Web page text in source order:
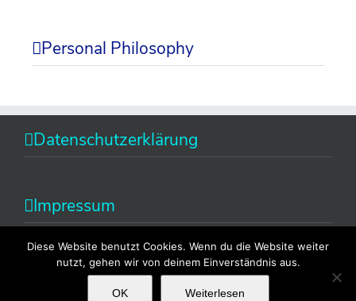
Personal Philosophy
Datenschutzerklärung
Impressum
Diese Website benutzt Cookies. Wenn du die Website weiter
nutzt, gehen wir von deinem Einverständnis aus.
OK Weiterlesen